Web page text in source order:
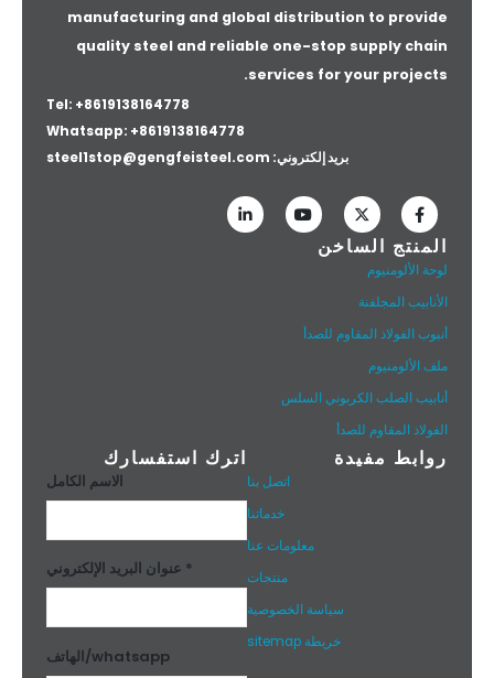
manufacturing and global distribution to provide
quality steel and reliable one-stop supply chain
services for your projects.
Tel: +8619138164778
Whatsapp: +8619138164778
بريد إلكتروني: steel1stop@gengfeisteel.com
المنتج الساخن
لوحة الألومنيوم
الأنابيب المجلفنة
أنبوب الفولاذ المقاوم للصدأ
ملف الألومنيوم
أنابيب الصلب الكربوني السلس
الفولاذ المقاوم للصدأ
روابط مفيدة
اتصل بنا
خدماتنا
معلومات عنا
منتجات
سياسة الخصوصية
خريطة sitemap
اترك استفسارك
الاسم الكامل
عنوان البريد الإلكتروني *
الهاتف/whatsapp